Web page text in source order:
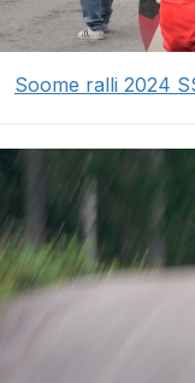
Soome ralli 2024